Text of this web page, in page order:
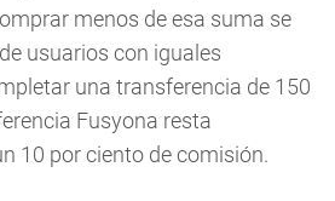
menos de esa suma se
usuarios con iguales
una transferencia de 150
Fusyona resta
10 por ciento de comisión.